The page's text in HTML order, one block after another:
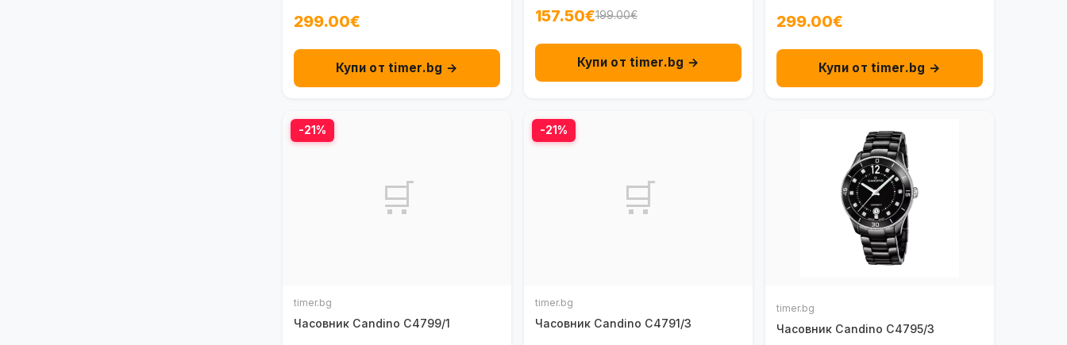
299.00€
Купи от timer.bg →
157.50€199.00€
Купи от timer.bg →
299.00€
Купи от timer.bg →
-21%
🛒
timer.bg
Часовник Candino C4799/1
-21%
🛒
timer.bg
Часовник Candino C4791/3
timer.bg
Часовник Candino C4795/3